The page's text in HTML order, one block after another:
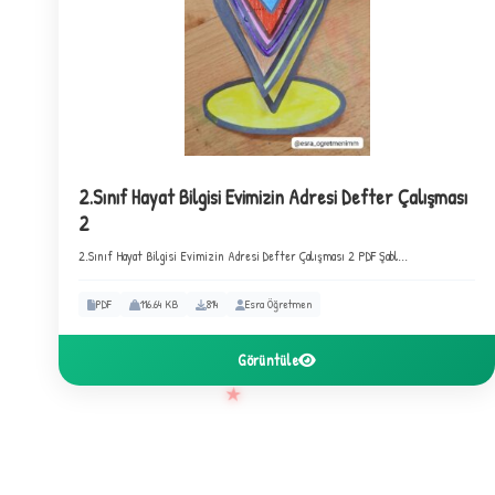
★
2.Sınıf Hayat Bilgisi Evimizin Adresi Defter Çalışması
2
2.Sınıf Hayat Bilgisi Evimizin Adresi Defter Çalışması 2 PDF Şabl...
PDF 116.64 KB 814 Esra Öğretmen
Görüntüle